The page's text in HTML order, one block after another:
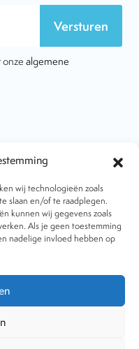
wij technologieën zoals
slaan en/of te raadplegen.
kunnen wij gegevens zoals
Als je geen toestemming
nadelige invloed hebben op
Versturen
onze algemene